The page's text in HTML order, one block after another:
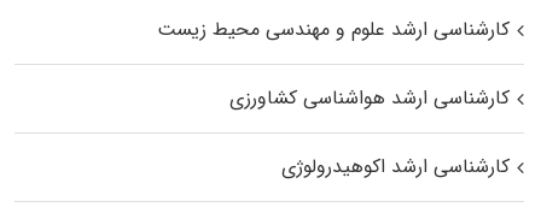
کارشناسی ارشد علوم و مهندسی محیط زیست
کارشناسی ارشد هواشناسی کشاورزی
کارشناسی ارشد اکوهیدرولوژی